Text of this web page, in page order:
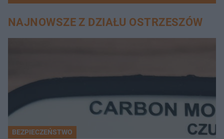
NAJNOWSZE Z DZIAŁU OSTRZESZÓW
BEZPIECZEŃSTWO